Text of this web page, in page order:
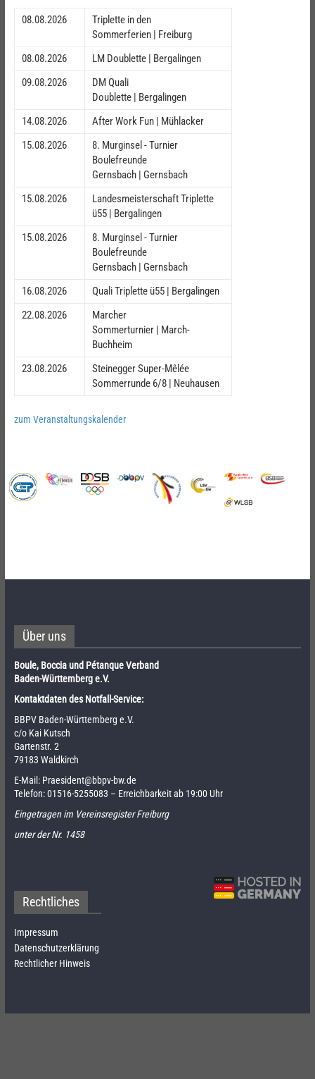
08.08.2026
Triplette in den
Sommerferien | Freiburg
08.08.2026
LM Doublette | Bergalingen
09.08.2026
DM Quali
Doublette | Bergalingen
14.08.2026
After Work Fun | Mühlacker
15.08.2026
8. Murginsel - Turnier
Boulefreunde
Gernsbach | Gernsbach
15.08.2026
Landesmeisterschaft Triplette
ü55 | Bergalingen
15.08.2026
8. Murginsel - Turnier
Boulefreunde
Gernsbach | Gernsbach
16.08.2026
Quali Triplette ü55 | Bergalingen
22.08.2026
Marcher
Sommerturnier | March-
Buchheim
23.08.2026
Steinegger Super-Mêlée
Sommerrunde 6/8 | Neuhausen
zum Veranstaltungskalender
Über uns
Boule, Boccia und Pétanque Verband
Baden-Württemberg e.V.
Kontaktdaten des Notfall-Service:
BBPV Baden-Württemberg e.V.
c/o Kai Kutsch
Gartenstr. 2
79183 Waldkirch
E-Mail: Praesident@bbpv-bw.de
Telefon:01516-5255083 – Erreichbarkeit ab 19:00 Uhr
Eingetragen im Vereinsregister Freiburg
unter der Nr. 1458
Rechtliches
Impressum
Datenschutzerklärung
Rechtlicher Hinweis